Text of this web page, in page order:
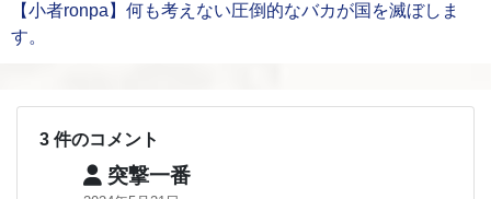
【小者ronpa】何も考えない圧倒的なバカが国を滅ぼしま
す。
3 件のコメント
突撃一番